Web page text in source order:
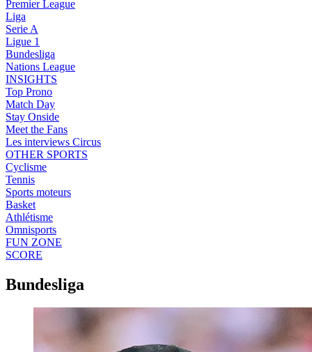
Premier League
Liga
Serie A
Ligue 1
Bundesliga
Nations League
INSIGHTS
Top Prono
Match Day
Stay Onside
Meet the Fans
Les interviews Circus
OTHER SPORTS
Cyclisme
Tennis
Sports moteurs
Basket
Athlétisme
Omnisports
FUN ZONE
SCORE
Bundesliga